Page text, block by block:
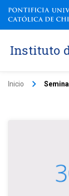
Instituto
Inicio keyboard_arrow_right